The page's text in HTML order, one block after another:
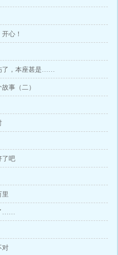
心！
了，本座甚是……
事（二）
了吧
里
……
对